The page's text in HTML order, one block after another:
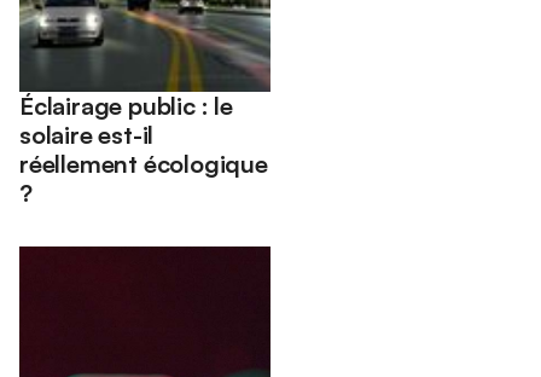
Éclairage public : le
solaire est-il
réellement écologique
?